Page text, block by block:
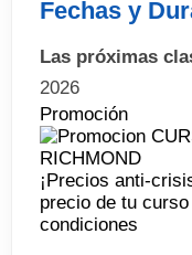
Fechas y
Las próximas
2026
Promoción
¡Precios anti-
precio de tu
condiciones